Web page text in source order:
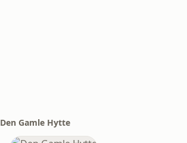
Den Gamle Hytte